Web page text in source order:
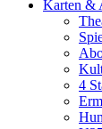
Karten &
4